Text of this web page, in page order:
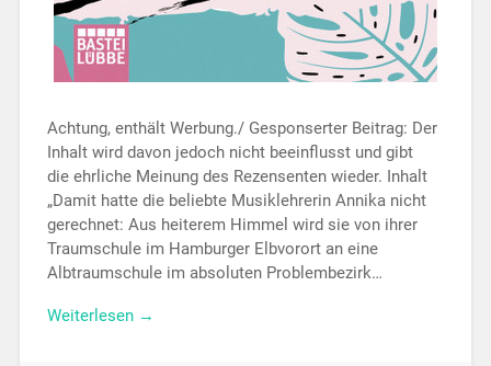
Achtung, enthält Werbung./ Gesponserter Beitrag: Der
Inhalt wird davon jedoch nicht beeinflusst und gibt
die ehrliche Meinung des Rezensenten wieder. Inhalt
„Damit hatte die beliebte Musiklehrerin Annika nicht
gerechnet: Aus heiterem Himmel wird sie von ihrer
Traumschule im Hamburger Elbvorort an eine
Albtraumschule im absoluten Problembezirk…
Weiterlesen →